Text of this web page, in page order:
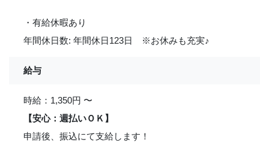
・有給休暇あり
年間休日数: 年間休日123日 ※お休みも充実♪
給与
時給：1,350円 〜
【安心：週払いＯＫ】
申請後、振込にて支給します！